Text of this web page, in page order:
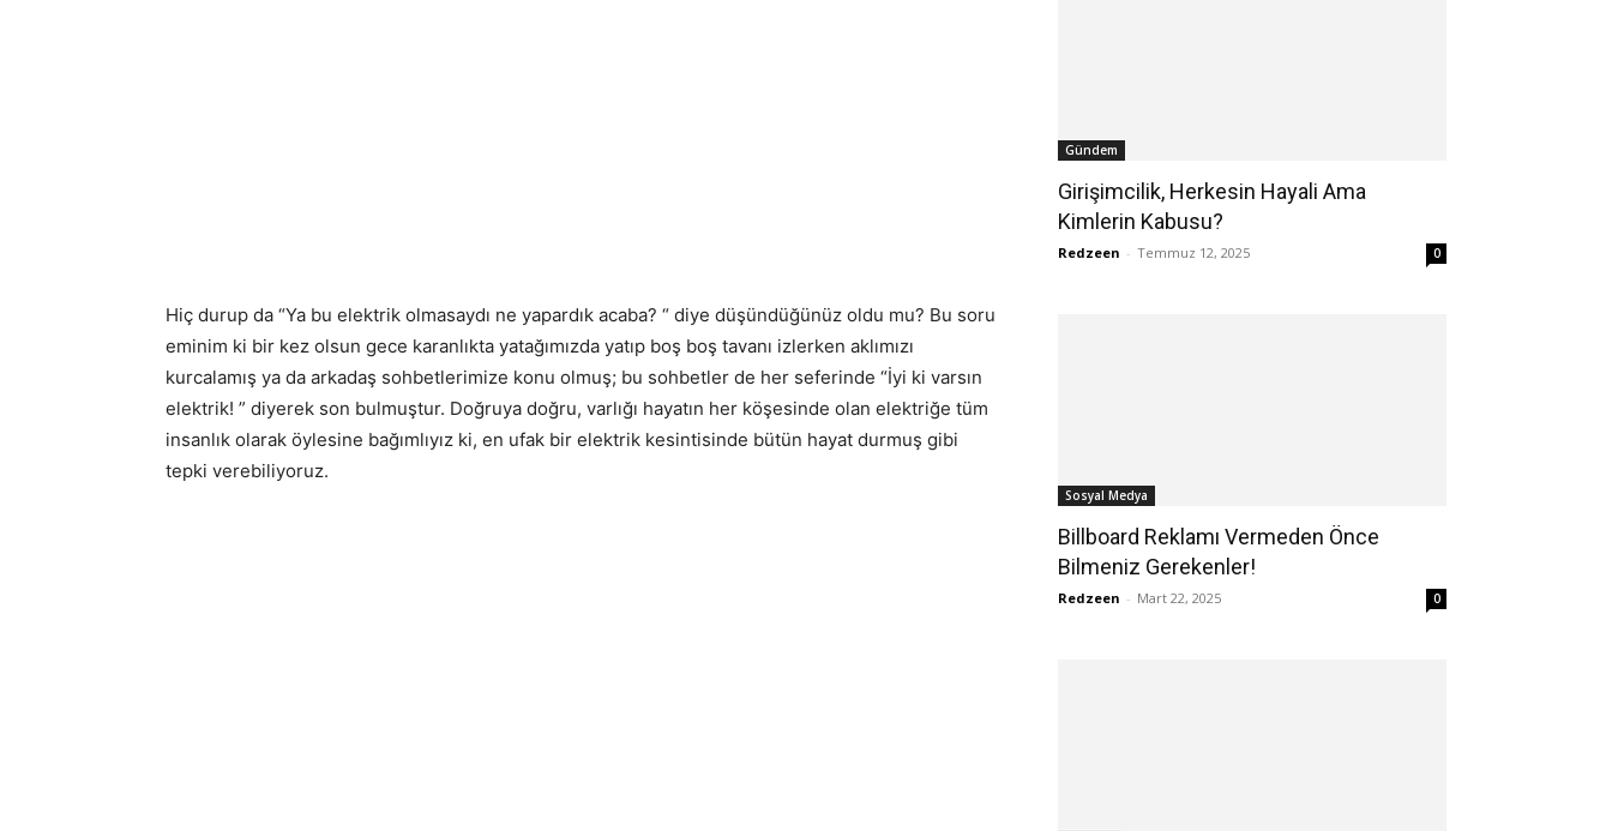
Hiç durup da “Ya bu elektrik olmasaydı ne yapardık acaba? “ diye düşündüğünüz oldu mu? Bu soru
eminim ki bir kez olsun gece karanlıkta yatağımızda yatıp boş boş tavanı izlerken aklımızı
kurcalamış ya da arkadaş sohbetlerimize konu olmuş; bu sohbetler de her seferinde “İyi ki varsın
elektrik! ” diyerek son bulmuştur. Doğruya doğru, varlığı hayatın her köşesinde olan elektriğe tüm
insanlık olarak öylesine bağımlıyız ki, en ufak bir elektrik kesintisinde bütün hayat durmuş gibi
tepki verebiliyoruz.
Gündem
Girişimcilik, Herkesin Hayali Ama
Kimlerin Kabusu?
Redzeen - Temmuz 12, 2025 0
Sosyal Medya
Billboard Reklamı Vermeden Önce
Bilmeniz Gerekenler!
Redzeen - Mart 22, 2025 0